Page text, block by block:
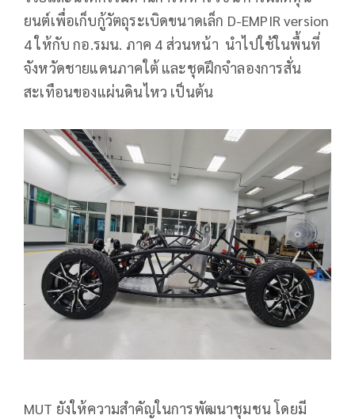
ยนต์เพื่อเก็บกู้วัตถุระเบิดขนาดเล็ก D-EMPIR version
4 ให้กับ กอ.รมน. ภาค 4 ส่วนหน้า นำไปใช้ในพื้นที่
จังหวัดชายแดนภาคใต้ และชุดฝึกจำลองการสั่น
สะเทือนของแผ่นดินไหว เป็นต้น
MUT ยังให้ความสำคัญในการพัฒนาชุมชน โดยมี